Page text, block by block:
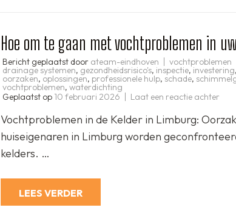
Hoe om te gaan met vochtproblemen in
Bericht geplaatst door ateam-eindhoven vochtproblemen
drainage systemen, gezondheidsrisico's, inspectie, investering,
oorzaken, oplossingen, professionele hulp, schade,
vochtproblemen, waterdichting
Geplaatst op 10 februari 2026 Laat een reactie achter
te
met
Vochtproblemen in de Kelder in Limburg:
huiseigenaren in Limburg worden
kelders. …
LEES VERDER